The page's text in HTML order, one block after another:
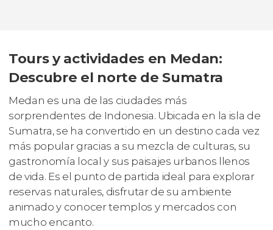
Tours y actividades en Medan:
Descubre el norte de Sumatra
Medan es una de las ciudades más
sorprendentes de Indonesia. Ubicada en la isla de
Sumatra, se ha convertido en un destino cada vez
más popular gracias a su mezcla de culturas, su
gastronomía local y sus paisajes urbanos llenos
de vida. Es el punto de partida ideal para explorar
reservas naturales, disfrutar de su ambiente
animado y conocer templos y mercados con
mucho encanto.